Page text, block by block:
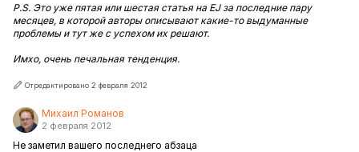
P.S. Это уже пятая или шестая статья на EJ за последние пару
месяцев, в которой авторы описывают какие-то выдуманные
проблемы и тут же с успехом их решают.
Имхо, очень печальная тенденция.
Отредактировано 2 февраля 2012
Михаил Романов
2 февраля 2012
Не заметил вашего последнего абзаца